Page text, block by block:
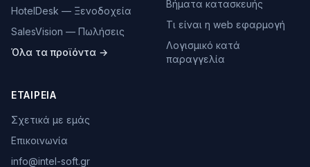
HotelDesk — Ξενοδοχεία
SalesVision — Πωλήσεις
Όλα τα προϊόντα →
Βήματα κατασκευής
Τι είναι η web εφαρμογή
Λογισμικό κατά
παραγγελία
ΕΤΑΙΡΕΊΑ
Σχετικά με εμάς
Επικοινωνία
info@intel-soft.gr